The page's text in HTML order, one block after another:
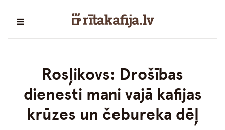
Rosļikovs: Drošības
dienesti mani vajā kafijas
krūzes un čebureka dēļ